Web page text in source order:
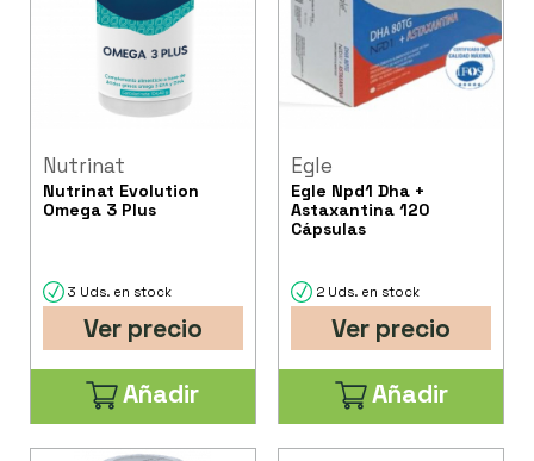
Nutrinat
Nutrinat Evolution
Omega 3 Plus
3 Uds. en stock
Ver precio
Añadir
Egle
Egle Npd1 Dha +
Astaxantina 120
Cápsulas
2 Uds. en stock
Ver precio
Añadir